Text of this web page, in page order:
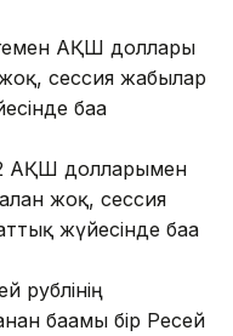
АҚШ доллары
сессия жабылар
баға
АҚШ долларымен
жоқ, сессия
жүйесінде баға
рублінің
бағамы бір Ресей